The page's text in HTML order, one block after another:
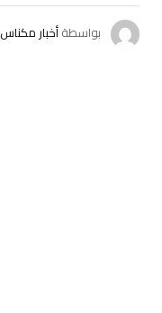
بواسطةأخبار مكناس 24